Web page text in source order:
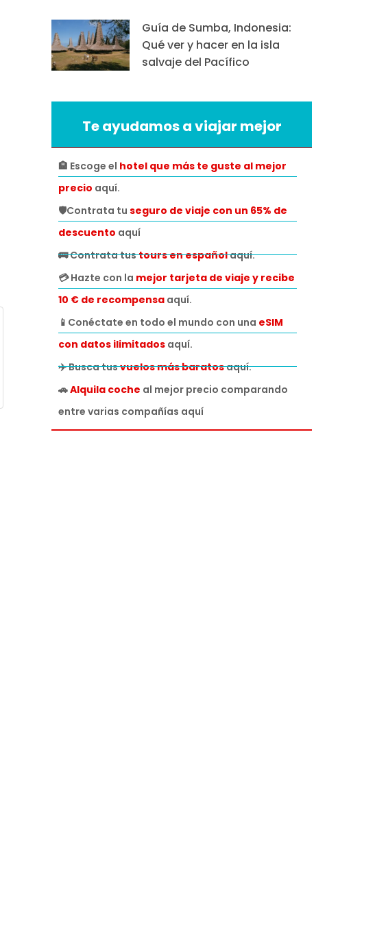
Guía de Sumba, Indonesia:
Qué ver y hacer en la isla
salvaje del Pacífico
Te ayudamos a viajar mejor
🏨 Escoge el hotel que más te guste al mejor
precio aquí.
🛡️Contrata tu seguro de viaje con un 65% de
descuento aquí
🚌 Contrata tustours en españolaquí.
💳 Hazte con la mejor tarjeta de viaje y recibe
10 € de recompensa aquí.
📱Conéctate en todo el mundo con una eSIM
con datos ilimitados aquí.
✈️ Busca tusvuelos más baratosaquí.
🚗Alquila coche al mejor precio comparando
entre varias compañías aquí